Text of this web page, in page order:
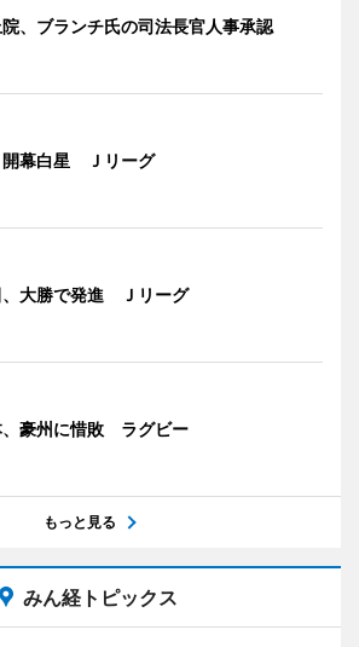
、ブランチ氏の司法長官人事承認
開幕白星 Ｊリーグ
、大勝で発進 Ｊリーグ
、豪州に惜敗 ラグビー
もっと見る
みん経トピックス